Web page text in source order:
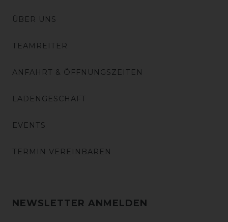
ÜBER UNS
TEAMREITER
ANFAHRT & ÖFFNUNGSZEITEN
LADENGESCHÄFT
EVENTS
TERMIN VEREINBAREN
NEWSLETTER ANMELDEN